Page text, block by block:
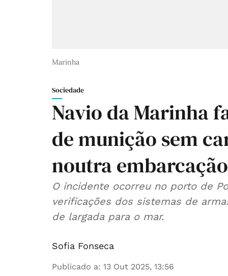
Marinha
Sociedade
Navio da Marinha
de munição sem
noutra embarcação
O incidente ocorreu no porto de
verificações dos sistemas de
de largada para o mar.
Sofia Fonseca
Publicado a: 13 Out 2025, 13:56